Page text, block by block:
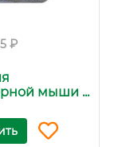
₽
мыши ...